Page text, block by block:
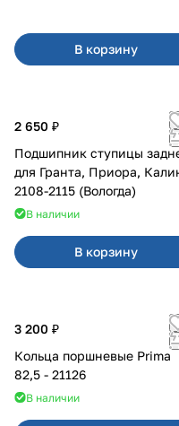
В корзину
2 650 ₽
Подшипник ступицы задней
для Гранта, Приора, Калина,
2108-2115 (Вологда)
В наличии
В корзину
3 200 ₽
Кольца поршневые Prima
82,5 - 21126
В наличии